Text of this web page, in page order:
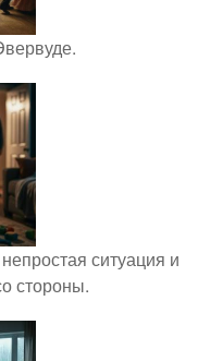
ситуация и
стороны.